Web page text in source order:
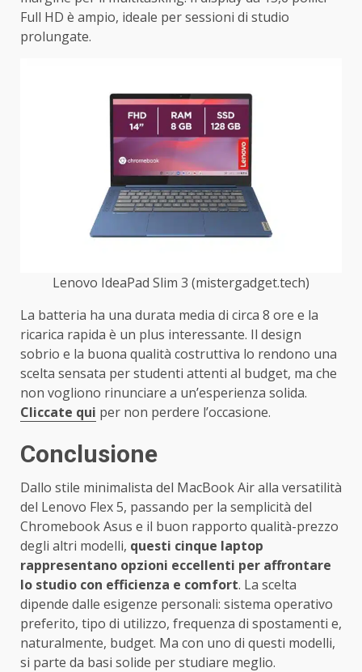
Full HD è ampio, ideale per sessioni di studio
prolungate.
Lenovo IdeaPad Slim 3 (mistergadget.tech)
La batteria ha una durata media di circa 8 ore e la
ricarica rapida è un plus interessante. Il design
sobrio e la buona qualità costruttiva lo rendono una
scelta sensata per studenti attenti al budget, ma che
non vogliono rinunciare a un’esperienza solida.
Cliccate qui per non perdere l’occasione.
Conclusione
Dallo stile minimalista del MacBook Air alla versatilità
del Lenovo Flex 5, passando per la semplicità del
Chromebook Asus e il buon rapporto qualità-prezzo
degli altri modelli, questi cinque laptop
rappresentano opzioni eccellenti per affrontare
lo studio con efficienza e comfort. La scelta
dipende dalle esigenze personali: sistema operativo
preferito, tipo di utilizzo, frequenza di spostamenti e,
naturalmente, budget. Ma con uno di questi modelli,
si parte da basi solide per studiare meglio.